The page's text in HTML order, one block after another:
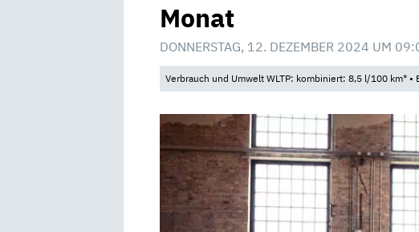
Monat
DONNERSTAG, 12. DEZEMBER 2024 UM
Verbrauch und Umwelt WLTP: kombiniert: 8,5 l/100 km*